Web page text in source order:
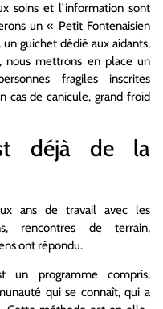
soins et l’information sont
un « Petit Fontenaisien
guichet dédié aux aidants,
nous mettrons en place un
fragiles inscrites
cas de canicule, grand froid
déjà de la
ans de travail avec les
rencontres de terrain,
ont répondu.
un programme compris,
qui se connaît, qui a